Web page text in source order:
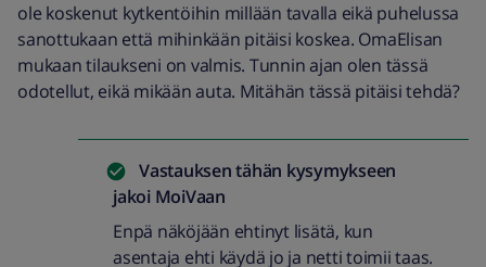
ole koskenut kytkentöihin millään tavalla eikä puhelussa
sanottukaan että mihinkään pitäisi koskea. OmaElisan
mukaan tilaukseni on valmis. Tunnin ajan olen tässä
odotellut, eikä mikään auta. Mitähän tässä pitäisi tehdä?
Vastauksen tähän kysymykseen
jakoi MoiVaan
Enpä näköjään ehtinyt lisätä, kun
asentaja ehti käydä jo ja netti toimii taas.